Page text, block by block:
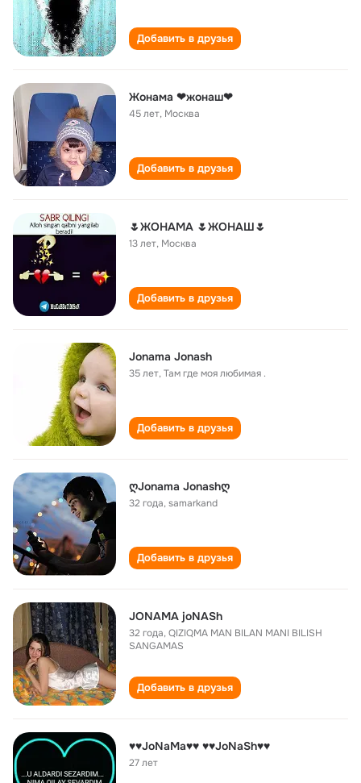
Добавить в друзья
Жонама ❤жонаш❤
45 лет, Москва
Добавить в друзья
🌷ЖОНАМА 🌷ЖОНАШ🌷
13 лет, Москва
Добавить в друзья
Jonama Jonash
35 лет,Там где моя любимая .
Добавить в друзья
ღJonama Jonashღ
32 года,samarkand
Добавить в друзья
JONAMA joNASh
32 года,QIZIQMA MAN BILAN MANI BILISH
SANGAMAS
Добавить в друзья
♥♥JoNaMa♥♥ ♥♥JoNaSh♥♥
27 лет